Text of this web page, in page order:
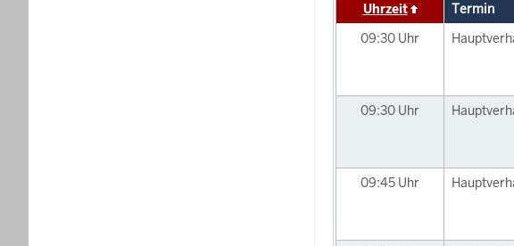
Uhrzeit Termin
09:30 Uhr
09:30 Uhr
09:45 Uhr